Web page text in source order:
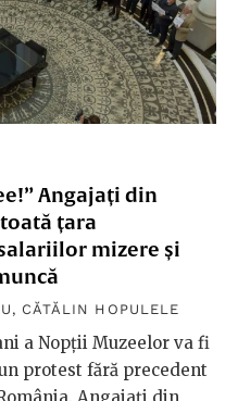
Angajați din
țara
mizere și
, CĂTĂLIN HOPULELE
a Nopții Muzeelor va fi
protest fără precedent